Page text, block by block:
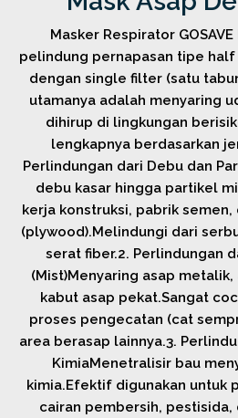
Masker Respirator
pelindung pernapasan tipe
dengan single filter (satu
utamanya adalah menyaring
dihirup di lingkungan
lengkapnya berdasarkan
Perlindungan dari Debu dan
debu kasar hingga partikel
kerja konstruksi, pabrik
(plywood).Melindungi dari
serat fiber.2. Perlindungan
(Mist)Menyaring asap
kabut asap pekat.Sangat
proses pengecatan (cat
area berasap lainnya.3.
KimiaMenetralisir bau
kimia.Efektif digunakan untuk
cairan pembersih,